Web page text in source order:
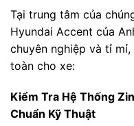
Tại trung tâm của
Hyundai Accent của
chuyên nghiệp và tỉ
toàn cho xe:
Kiểm Tra Hệ Thống
Chuẩn Kỹ Thuật